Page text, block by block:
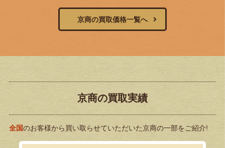
京商の買取価格一覧へ
京商の買取実績
全国のお客様から買い取らせていただいた京商の一部をご紹介!